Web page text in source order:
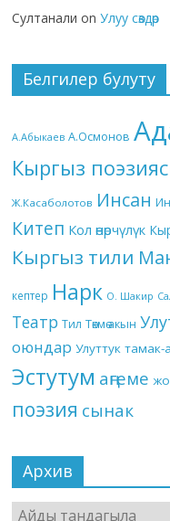
Султанали onУлуу сөздөр
Белгилер булуту
А.Абыкаев А.Осмонов
Кыргыз
Ж.Касаболотов Инсан
Китеп Кол өнөрчүлүк
Кыргыз тили
кептер Нарк О. Шакир
Театр Тил Төкмө акын
оюндар Улуттук тамак-
Эстутум аңгеме
поэзия сынак
Архив
Архив